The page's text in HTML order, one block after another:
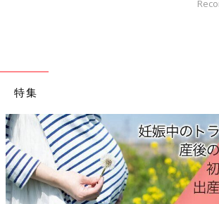
同じ出産予定月の妊婦さんの体験談や
「まいにちのたまひよ」ア
特集